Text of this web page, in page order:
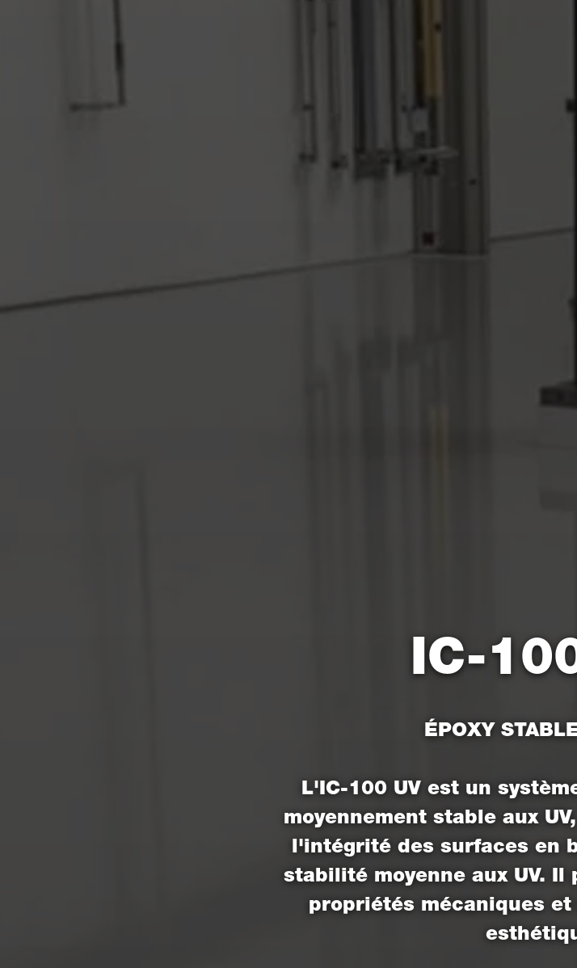
IC-
ÉPOXY
L'IC-100 UV est un
moyennement stable aux
l'intégrité des surfaces en
stabilité moyenne aux UV.
propriétés mécaniques